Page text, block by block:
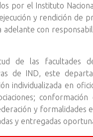
por el Instituto
y rendición de
adelante con
de las facultades
de IND, este
individualizada en
y formalidades
y entregadas